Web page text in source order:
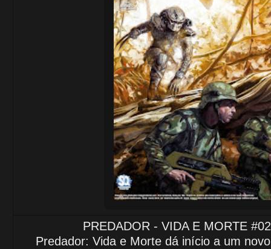
PREDADOR - VIDA E MORTE
Predador: Vida e Morte dá início a um